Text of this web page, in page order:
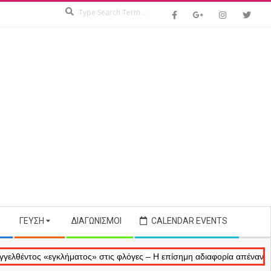
ΓΕΎΣΗ ΔΙΑΓΩΝΙΣΜΟΊ CALENDAR EVENTS
στις φλόγες – Η επίσημη αδιαφορία απέναντι στις